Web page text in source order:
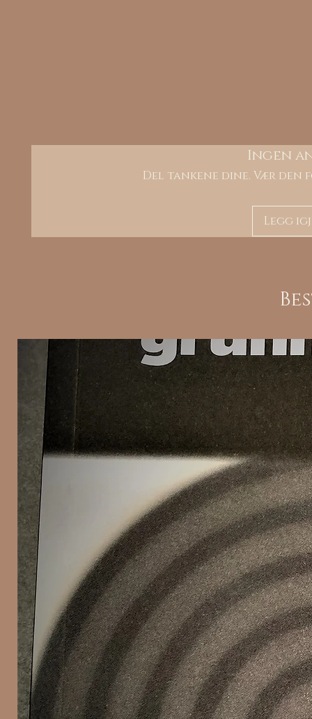
Ingen
Del tankene dine. Vær den
Legg